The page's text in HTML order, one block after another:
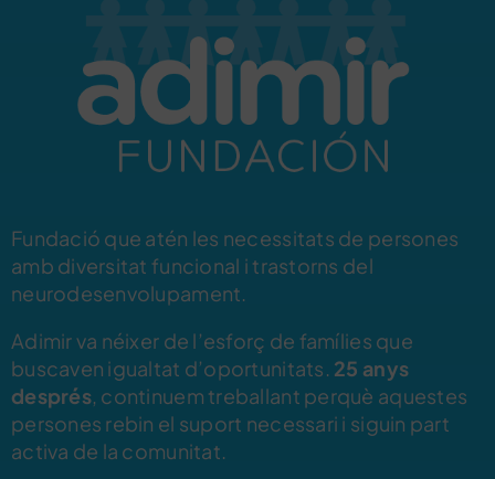
Fundació que atén les necessitats de persones
amb diversitat funcional i trastorns del
neurodesenvolupament.
Adimir va néixer de l’esforç de famílies que
buscaven igualtat d’oportunitats. 25 anys
després, continuem treballant perquè aquestes
persones rebin el suport necessari i siguin part
activa de la comunitat.